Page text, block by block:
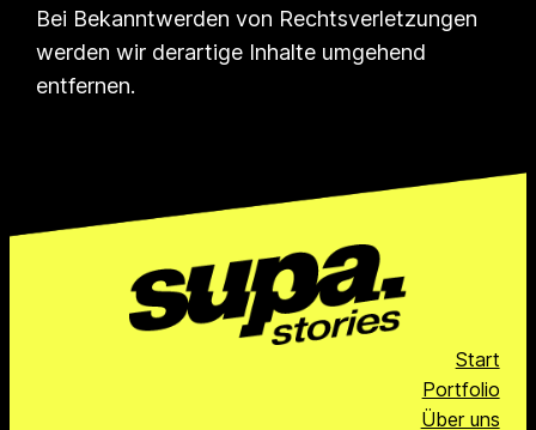
Bei Bekanntwerden von Rechtsverletzungen
werden wir derartige Inhalte umgehend
entfernen.
Start
Portfolio
Über uns